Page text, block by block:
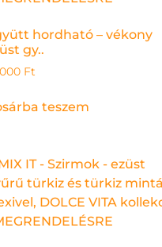
hordható – vékony
gy..
Ft
teszem